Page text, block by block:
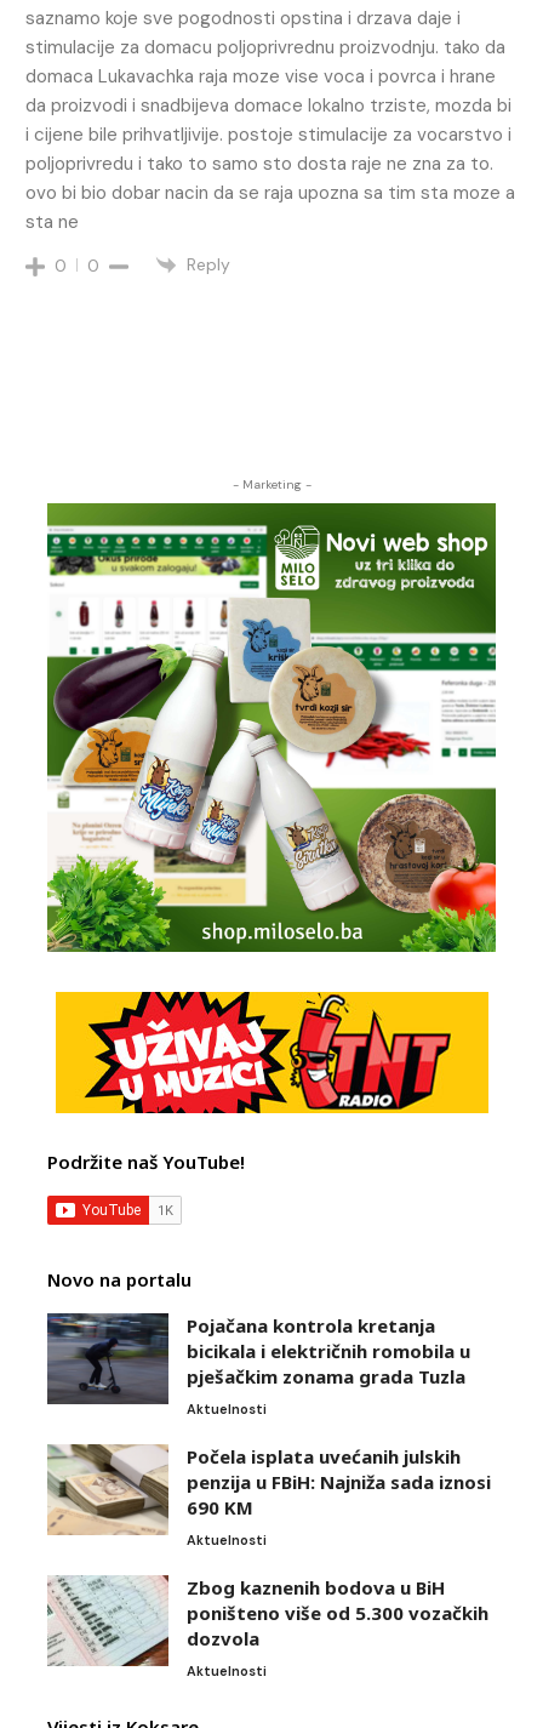
saznamo koje sve pogodnosti opstina i drzava daje i
stimulacije za domacu poljoprivrednu proizvodnju. tako da
domaca Lukavachka raja moze vise voca i povrca i hrane
da proizvodi i snadbijeva domace lokalno trziste, mozda bi
i cijene bile prihvatljivije. postoje stimulacije za vocarstvo i
poljoprivredu i tako to samo sto dosta raje ne zna za to.
ovo bi bio dobar nacin da se raja upozna sa tim sta moze a
sta ne
0 0 Reply
- Marketing -
Podržite naš YouTube!
Novo na portalu
Pojačana kontrola kretanja
bicikala i električnih romobila u
pješačkim zonama grada Tuzla
Aktuelnosti
Počela isplata uvećanih julskih
penzija u FBiH: Najniža sada iznosi
690 KM
Aktuelnosti
Zbog kaznenih bodova u BiH
poništeno više od 5.300 vozačkih
dozvola
Aktuelnosti